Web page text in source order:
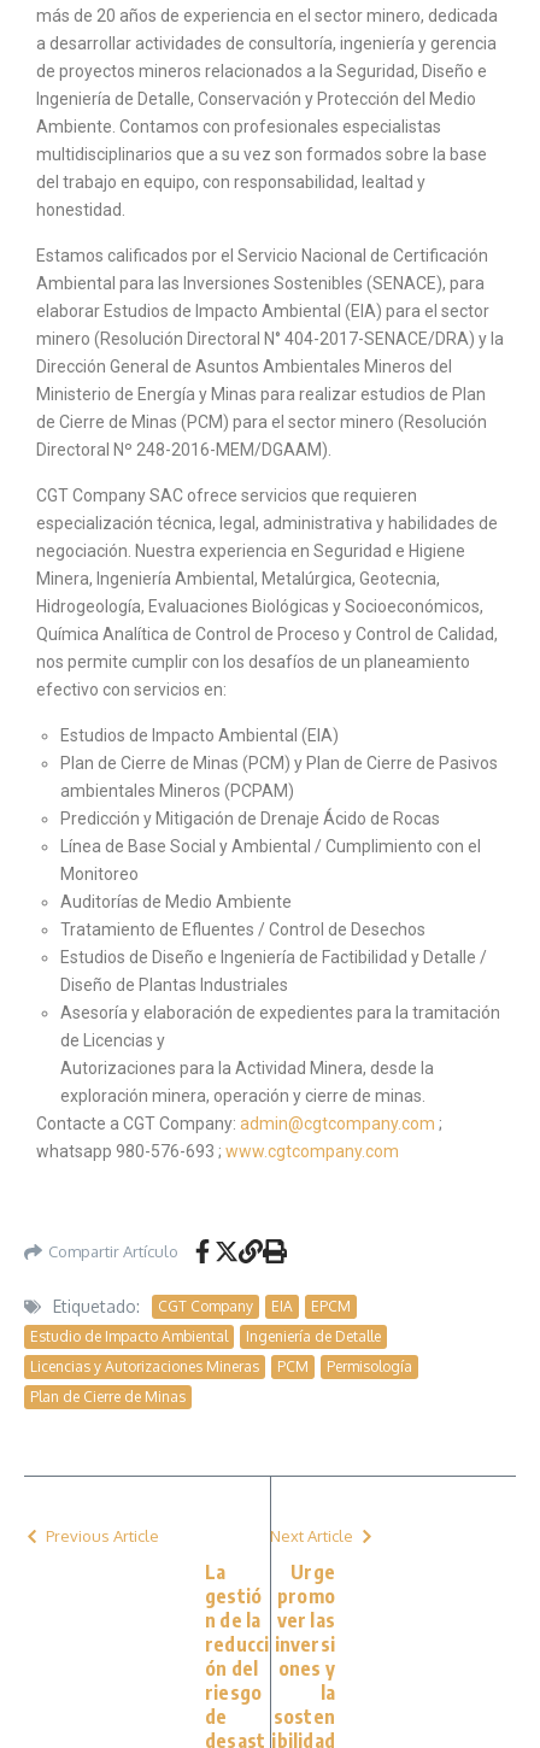
más de 20 años de experiencia en el sector minero, dedicada
a desarrollar actividades de consultoría, ingeniería y gerencia
de proyectos mineros relacionados a la Seguridad, Diseño e
Ingeniería de Detalle, Conservación y Protección del Medio
Ambiente. Contamos con profesionales especialistas
multidisciplinarios que a su vez son formados sobre la base
del trabajo en equipo, con responsabilidad, lealtad y
honestidad.
Estamos calificados por el Servicio Nacional de Certificación
Ambiental para las Inversiones Sostenibles (SENACE), para
elaborar Estudios de Impacto Ambiental (EIA) para el sector
minero (Resolución Directoral N° 404-2017-SENACE/DRA) y la
Dirección General de Asuntos Ambientales Mineros del
Ministerio de Energía y Minas para realizar estudios de Plan
de Cierre de Minas (PCM) para el sector minero (Resolución
Directoral Nº 248-2016-MEM/DGAAM).
CGT Company SAC ofrece servicios que requieren
especialización técnica, legal, administrativa y habilidades de
negociación. Nuestra experiencia en Seguridad e Higiene
Minera, Ingeniería Ambiental, Metalúrgica, Geotecnia,
Hidrogeología, Evaluaciones Biológicas y Socioeconómicos,
Química Analítica de Control de Proceso y Control de Calidad,
nos permite cumplir con los desafíos de un planeamiento
efectivo con servicios en:
Estudios de Impacto Ambiental (EIA)
Plan de Cierre de Minas (PCM) y Plan de Cierre de Pasivos
ambientales Mineros (PCPAM)
Predicción y Mitigación de Drenaje Ácido de Rocas
Línea de Base Social y Ambiental / Cumplimiento con el
Monitoreo
Auditorías de Medio Ambiente
Tratamiento de Efluentes / Control de Desechos
Estudios de Diseño e Ingeniería de Factibilidad y Detalle /
Diseño de Plantas Industriales
Asesoría y elaboración de expedientes para la tramitación
de Licencias y
Autorizaciones para la Actividad Minera, desde la
exploración minera, operación y cierre de minas.
Contacte a CGT Company: admin@cgtcompany.com ;
whatsapp 980-576-693 ; www.cgtcompany.com
Compartir Artículo
Etiquetado: CGT Company EIA
EPCM
Estudio de Impacto Ambiental
Ingeniería de Detalle
Licencias y Autorizaciones Mineras
PCM
Permisología
Plan de Cierre de Minas
Previous Article
La
gestió
n de la
reducci
ón del
riesgo
de
desast
Next Article
Urge
promo
ver las
inversi
ones y
la
sosten
ibilidad